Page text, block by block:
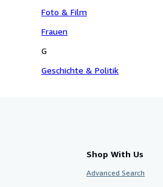
Foto & Film
Frauen
G
Geschichte & Politik
Shop With Us
Advanced Search